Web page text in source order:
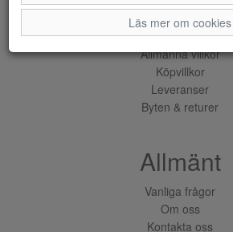
Läs mer om cookies
Tjänster
Allmänna villkor
Köpvillkor
Leveranser
Byten & returer
Allmänt
Vanliga frågor
Om oss
Kontakta oss